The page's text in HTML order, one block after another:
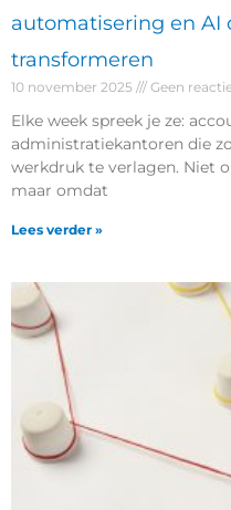
automatisering en AI
transformeren
10 november 2025 Geen
Elke week spreek je ze:
administratiekantoren die
werkdruk te verlagen. Niet
maar omdat
Lees verder »